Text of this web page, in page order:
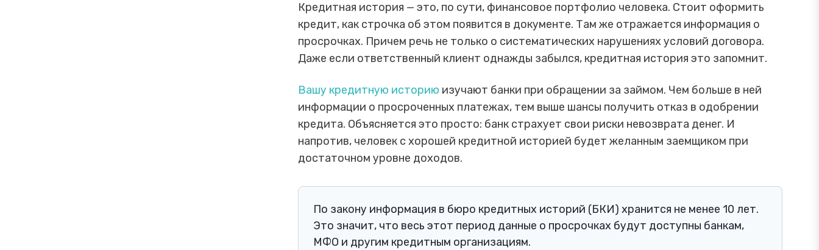
Кредитная история — это, по сути, финансовое портфолио человека. Стоит оформить
кредит, как строчка об этом появится в документе. Там же отражается информация о
просрочках. Причем речь не только о систематических нарушениях условий договора.
Даже если ответственный клиент однажды забылся, кредитная история это запомнит.
Вашу кредитную историю изучают банки при обращении за займом. Чем больше в ней
информации о просроченных платежах, тем выше шансы получить отказ в одобрении
кредита. Объясняется это просто: банк страхует свои риски невозврата денег. И
напротив, человек с хорошей кредитной историей будет желанным заемщиком при
достаточном уровне доходов.
По закону информация в бюро кредитных историй (БКИ) хранится не менее 10 лет.
Это значит, что весь этот период данные о просрочках будут доступны банкам,
МФО и другим кредитным организациям.